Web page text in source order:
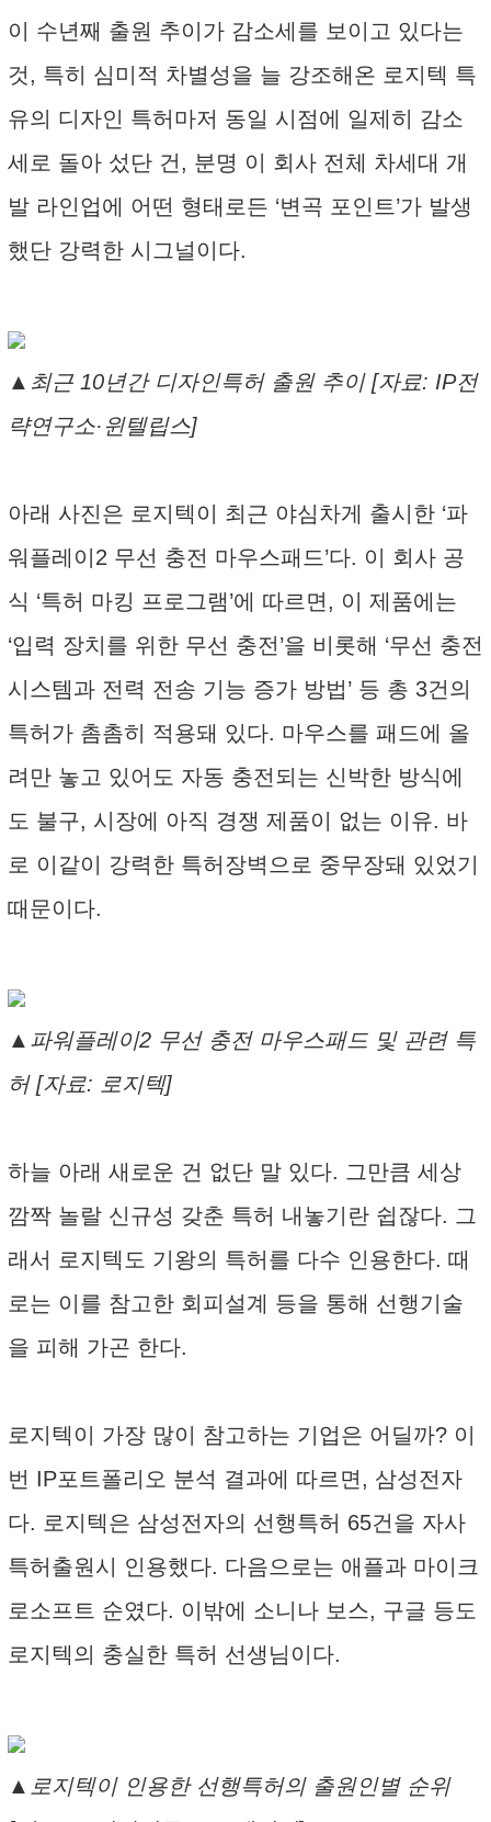
이 수년째 출원 추이가 감소세를 보이고 있다는
것, 특히 심미적 차별성을 늘 강조해온 로지텍 특
유의 디자인 특허마저 동일 시점에 일제히 감소
세로 돌아 섰단 건, 분명 이 회사 전체 차세대 개
발 라인업에 어떤 형태로든 ‘변곡 포인트’가 발생
했단 강력한 시그널이다.
▲최근 10년간 디자인특허 출원 추이 [자료: IP전
략연구소·윈텔립스]
아래 사진은 로지텍이 최근 야심차게 출시한 ‘파
워플레이2 무선 충전 마우스패드’다. 이 회사 공
식 ‘특허 마킹 프로그램’에 따르면, 이 제품에는
‘입력 장치를 위한 무선 충전’을 비롯해 ‘무선 충전
시스템과 전력 전송 기능 증가 방법’ 등 총 3건의
특허가 촘촘히 적용돼 있다. 마우스를 패드에 올
려만 놓고 있어도 자동 충전되는 신박한 방식에
도 불구, 시장에 아직 경쟁 제품이 없는 이유. 바
로 이같이 강력한 특허장벽으로 중무장돼 있었기
때문이다.
▲파워플레이2 무선 충전 마우스패드 및 관련 특
허 [자료: 로지텍]
하늘 아래 새로운 건 없단 말 있다. 그만큼 세상
깜짝 놀랄 신규성 갖춘 특허 내놓기란 쉽잖다. 그
래서 로지텍도 기왕의 특허를 다수 인용한다. 때
로는 이를 참고한 회피설계 등을 통해 선행기술
을 피해 가곤 한다.
로지텍이 가장 많이 참고하는 기업은 어딜까? 이
번 IP포트폴리오 분석 결과에 따르면, 삼성전자
다. 로지텍은 삼성전자의 선행특허 65건을 자사
특허출원시 인용했다. 다음으로는 애플과 마이크
로소프트 순였다. 이밖에 소니나 보스, 구글 등도
로지텍의 충실한 특허 선생님이다.
▲로지텍이 인용한 선행특허의 출원인별 순위